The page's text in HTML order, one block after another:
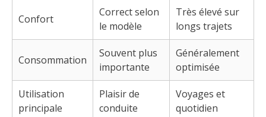
Confort
Correct selon
le modèle
Très élevé sur
longs trajets
Consommation
Souvent plus
importante
Généralement
optimisée
Utilisation
principale
Plaisir de
conduite
Voyages et
quotidien